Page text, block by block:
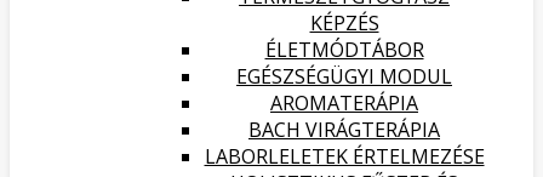
KÉPZÉS
ÉLETMÓDTÁBOR
EGÉSZSÉGÜGYI MODUL
AROMATERÁPIA
BACH VIRÁGTERÁPIA
LABORLELETEK ÉRTELMEZÉSE